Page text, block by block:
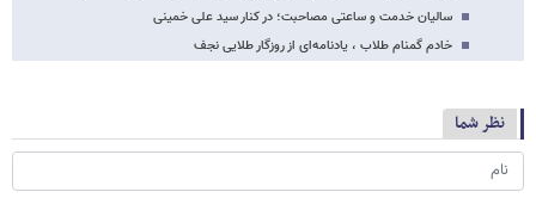
سالیان خدمت و ساعتی مصاحبت؛ در کنار سید علی خمینی
خادم گمنام طلاب ، یادنامه‌ای از روزگار طلایی نجف
نظر شما